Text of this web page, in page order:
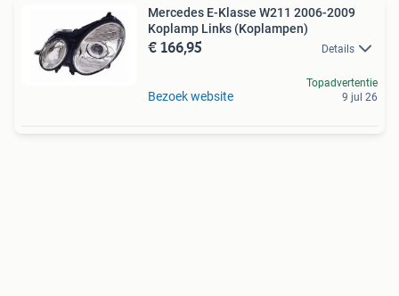
Mercedes E-Klasse W211 2006-2009
Koplamp Links (Koplampen)
€ 166,95 Details
Bezoek website
Topadvertentie
9 jul 26